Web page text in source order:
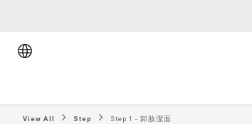
View All Step Step 1 - 卸妝潔面